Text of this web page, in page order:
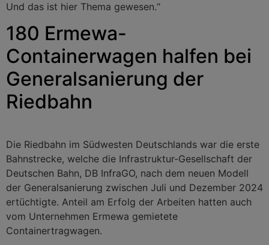
Und das ist hier Thema gewesen.“
180 Ermewa-
Containerwagen halfen bei
Generalsanierung der
Riedbahn
Die Riedbahn im Südwesten Deutschlands war die erste
Bahnstrecke, welche die Infrastruktur-Gesellschaft der
Deutschen Bahn, DB InfraGO, nach dem neuen Modell
der Generalsanierung zwischen Juli und Dezember 2024
ertüchtigte. Anteil am Erfolg der Arbeiten hatten auch
vom Unternehmen Ermewa gemietete
Containertragwagen.